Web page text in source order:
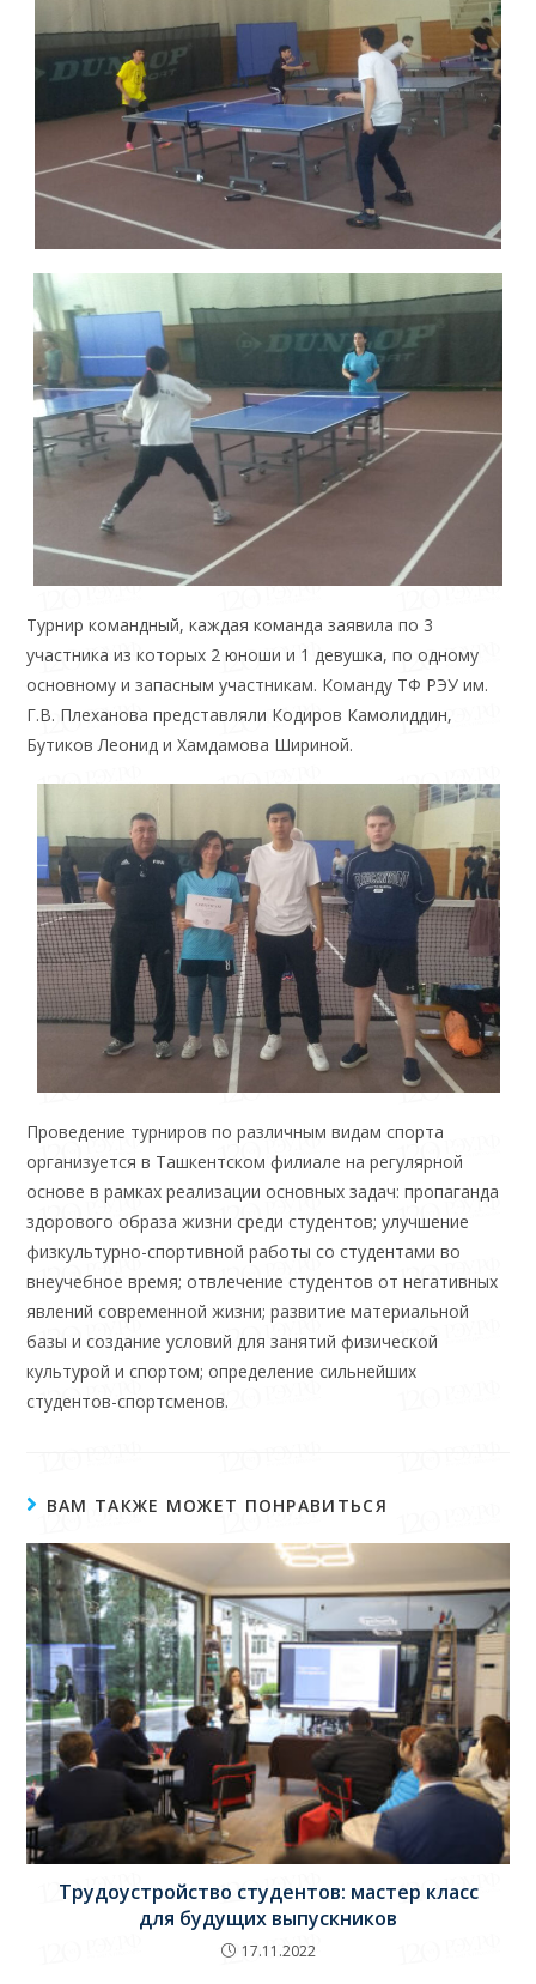
Турнир командный, каждая команда заявила по 3
участника из которых 2 юноши и 1 девушка, по одному
основному и запасным участникам. Команду ТФ РЭУ им.
Г.В. Плеханова представляли Кодиров Камолиддин,
Бутиков Леонид и Хамдамова Шириной.
Проведение турниров по различным видам спорта
организуется в Ташкентском филиале на регулярной
основе в рамках реализации основных задач: пропаганда
здорового образа жизни среди студентов; улучшение
физкультурно-спортивной работы со студентами во
внеучебное время; отвлечение студентов от негативных
явлений современной жизни; развитие материальной
базы и создание условий для занятий физической
культурой и спортом; определение сильнейших
студентов-спортсменов.
ВАМ ТАКЖЕ МОЖЕТ ПОНРАВИТЬСЯ
Трудоустройство студентов: мастер класс
для будущих выпускников
17.11.2022